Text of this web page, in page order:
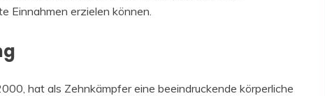
Einnahmen erzielen können.
hat als Zehnkämpfer eine beeindruckende körperliche